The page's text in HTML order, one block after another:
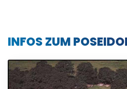
INFOS ZUM